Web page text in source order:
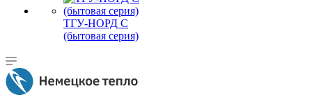
ТГУ-НОРД С
(бытовая серия)